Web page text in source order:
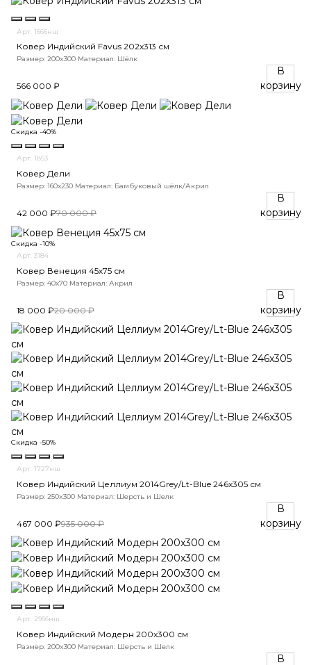
Арт. 1666нш
Ковер Индийский Favus 202x313 см
Размер: 200x300 Материал: Шёлк
566 000 ₽
В
корзину
Скидка -40%
Арт. 1853
Ковер Дели
Размер: 160х230 Материал: Бамбуковый шёлк/Акрил
42 000 ₽70 000 ₽
В
корзину
Скидка -10%
Арт. 3184
Ковер Венеция 45х75 см
Размер: 40х70 Материал: Акрил
18 000 ₽20 000 ₽
В
корзину
Скидка -50%
Арт. 1727нш
Ковер Индийский Целлиум 2014Grey/Lt-Blue 246x305 см
Размер: 250x300 Материал: Шерсть и Шелк
467 000 ₽935 000 ₽
В
корзину
Арт. 2966нш
Ковер Индийский Модерн 200x300 см
Размер: 200x300 Материал: Шерсть и Шелк
В